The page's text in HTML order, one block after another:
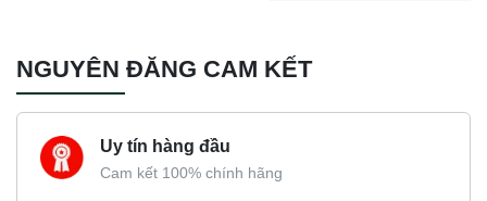
NGUYÊN ĐĂNG CAM KẾT
Uy tín hàng đầu
Cam kết 100% chính hãng